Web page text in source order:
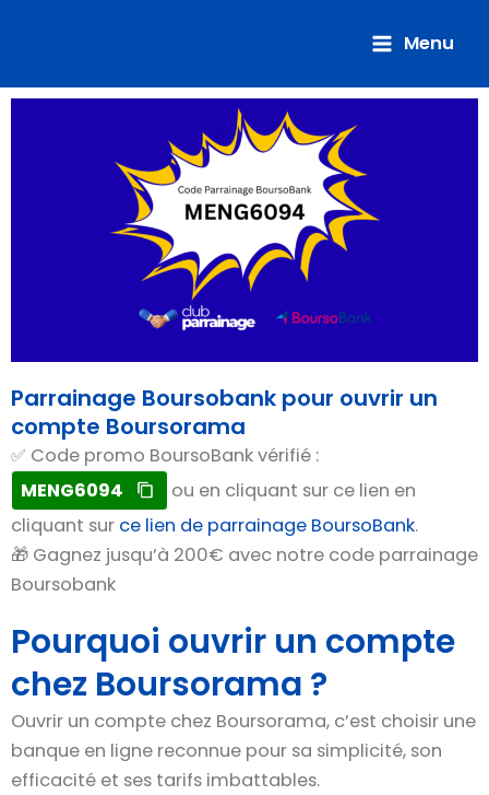
Menu
Parrainage Boursobank pour ouvrir un
compte Boursorama
✅ Code promo BoursoBank vérifié :
MENG6094
ou en cliquant sur ce lien en
cliquant sur ce lien de parrainage BoursoBank.
🎁 Gagnez jusqu’à 200€ avec notre code parrainage
Boursobank
Pourquoi ouvrir un compte
chez Boursorama ?
Ouvrir un compte chez Boursorama, c’est choisir une
banque en ligne reconnue pour sa simplicité, son
efficacité et ses tarifs imbattables.